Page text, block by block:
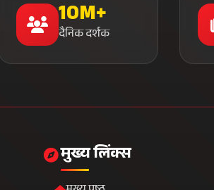
हमारे बारे में
फीडबैक